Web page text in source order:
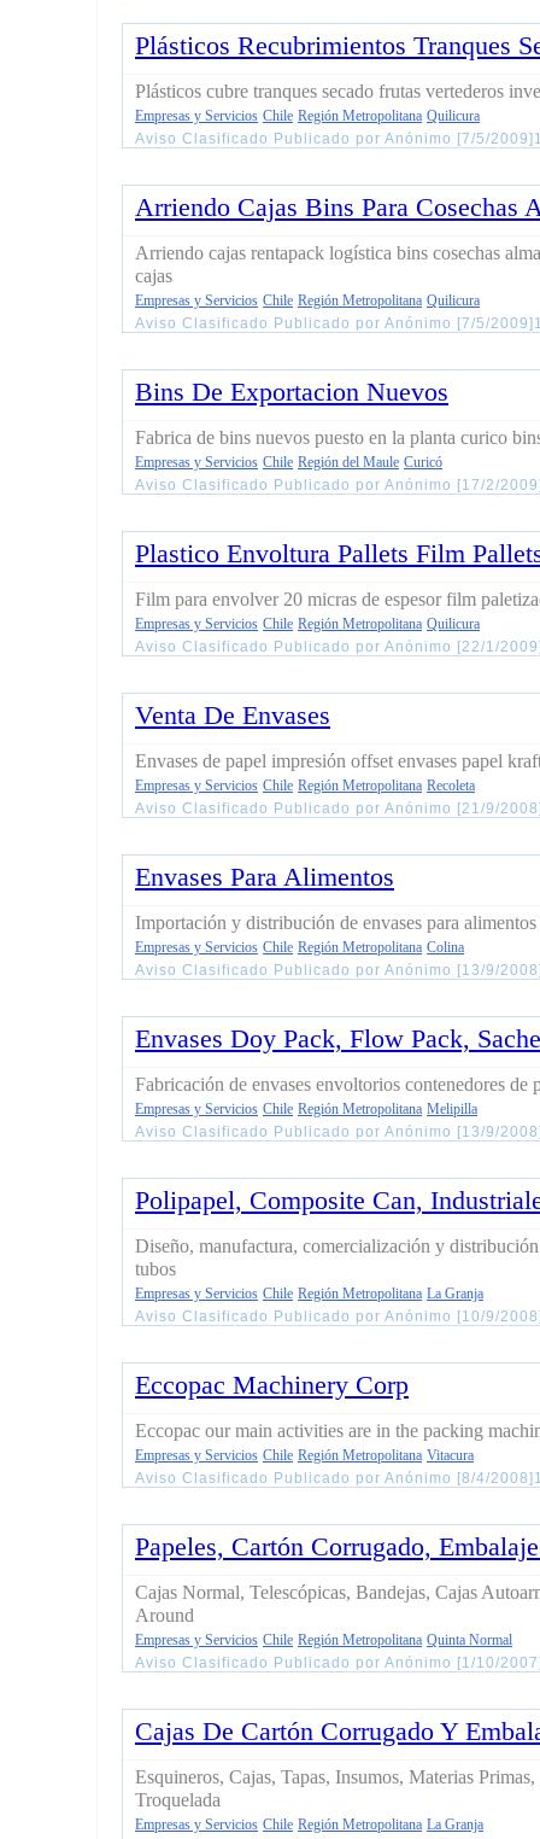
Plásticos Recubrimientos Tranques
Plásticos cubre tranques secado frutas vertederos
Empresas y Servicios Chile Región Metropolitana Quilicura
Aviso Clasificado Publicado por Anónimo [7/5/
Arriendo Cajas Bins Para Cosechas
Arriendo cajas rentapack logística bins cosechas
cajas
Empresas y Servicios Chile Región Metropolitana Quilicura
Aviso Clasificado Publicado por Anónimo [7/5/
Bins De Exportacion Nuevos
Fabrica de bins nuevos puesto en la planta curico
Empresas y Servicios Chile Región del Maule Curicó
Aviso Clasificado Publicado por Anónimo [17/2/
Plastico Envoltura Pallets Film
Film para envolver 20 micras de espesor film
Empresas y Servicios Chile Región Metropolitana Quilicura
Aviso Clasificado Publicado por Anónimo [22/1/
Venta De Envases
Envases de papel impresión offset envases papel
Empresas y Servicios Chile Región Metropolitana Recoleta
Aviso Clasificado Publicado por Anónimo [21/9/
Envases Para Alimentos
Importación y distribución de envases para alimentos
Empresas y Servicios Chile Región Metropolitana Colina
Aviso Clasificado Publicado por Anónimo [13/9/
Envases Doy Pack, Flow Pack,
Fabricación de envases envoltorios contenedores de
Empresas y Servicios Chile Región Metropolitana Melipilla
Aviso Clasificado Publicado por Anónimo [13/9/
Polipapel, Composite Can,
Diseño, manufactura, comercialización y distribución
tubos
Empresas y Servicios Chile Región Metropolitana La Granja
Aviso Clasificado Publicado por Anónimo [10/9/
Eccopac Machinery Corp
Eccopac our main activities are in the packing
Empresas y Servicios Chile Región Metropolitana Vitacura
Aviso Clasificado Publicado por Anónimo [8/4/
Papeles, Cartón Corrugado,
Cajas Normal, Telescópicas, Bandejas, Cajas
Around
Empresas y Servicios Chile Región Metropolitana Quinta Normal
Aviso Clasificado Publicado por Anónimo [1/10/
Cajas De Cartón Corrugado Y
Esquineros, Cajas, Tapas, Insumos, Materias
Troquelada
Empresas y Servicios Chile Región Metropolitana La Granja